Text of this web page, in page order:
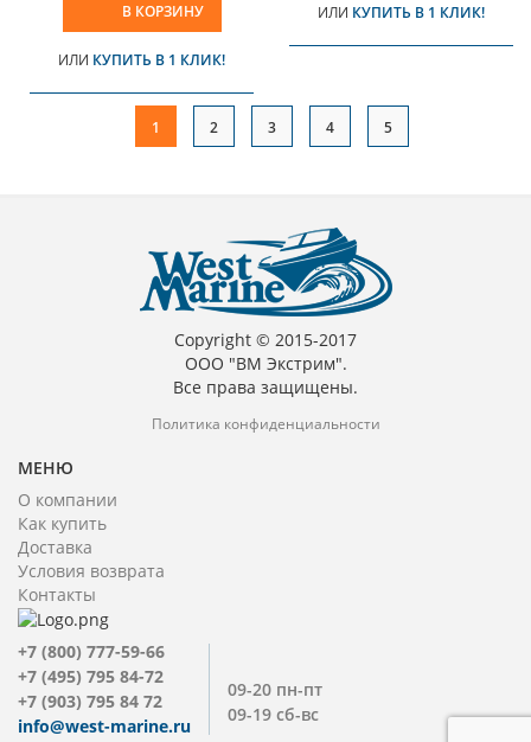
В КОРЗИНУ
ИЛИ КУПИТЬ В 1 КЛИК!
ИЛИ КУПИТЬ В 1 КЛИК!
1 2 3 4 5
Copyright © 2015-2017
ООО "ВМ Экстрим".
Все права защищены.
Политика конфиденциальности
МЕНЮ
О компании
Как купить
Доставка
Условия возврата
Контакты
+7 (800) 777-59-66
+7 (495) 795 84-72
+7 (903) 795 84 72
info@west-marine.ru
09-20 пн-пт
09-19 сб-вс